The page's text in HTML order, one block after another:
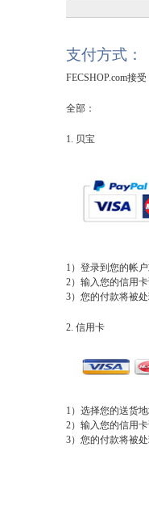
支付方式：
FECSHOP.com接
全部：
1. 贝宝
1）登录到您的帐户
2）输入您的信用
3）您的付款将被
2. 信用卡
1）选择您的送货
2）输入您的信用卡
3）您的付款将被